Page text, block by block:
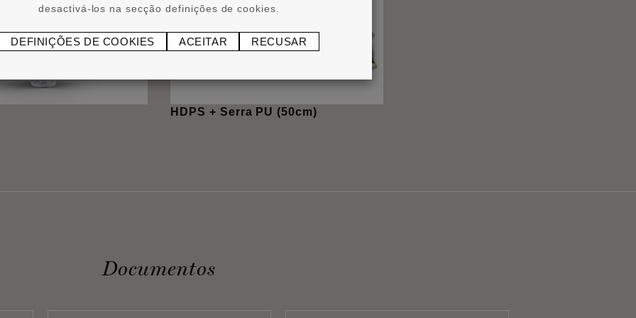
HDPS + Serra PU (50cm)
Documentos
desactivá-los na secção definições de cookies.
DEFINIÇÕES DE COOKIES ACEITAR RECUSAR